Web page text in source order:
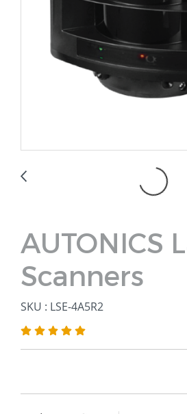
AUTONICS
Scanners
SKU : LSE-4A5R2